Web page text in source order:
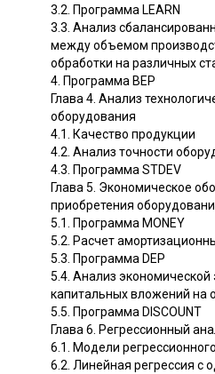
3.2. Программа LЕАRN
3.3. Анализ
между объемом
обработки на различных
4. Программа ВЕР
Глава 4. Анализ
оборудования
4.1. Качество продукции
4.2. Анализ точности
4.3. Программа SТDЕV
Глава 5. Экономическое
приобретения
5.1. Программа МONЕY
5.2. Расчет
5.3. Программа DЕР
5.4. Анализ
капитальных вложений на
5.5. Программа DISСOUNТ
Глава 6. Регрессионный
6.1. Модели
6.2. Линейная регрессия с